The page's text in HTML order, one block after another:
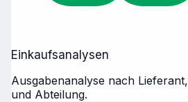
Einkaufsanalysen
Ausgabenanalyse nach
und Abteilung.